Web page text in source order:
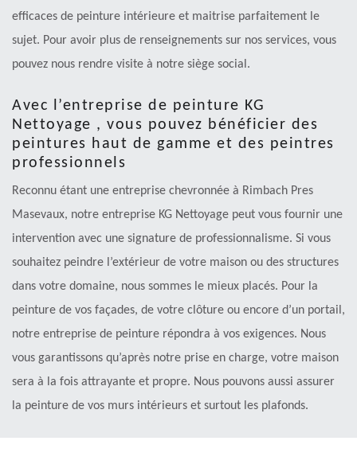
efficaces de peinture intérieure et maitrise parfaitement le
sujet. Pour avoir plus de renseignements sur nos services, vous
pouvez nous rendre visite à notre siège social.
Avec l’entreprise de peinture KG
Nettoyage , vous pouvez bénéficier des
peintures haut de gamme et des peintres
professionnels
Reconnu étant une entreprise chevronnée à Rimbach Pres
Masevaux, notre entreprise KG Nettoyage peut vous fournir une
intervention avec une signature de professionnalisme. Si vous
souhaitez peindre l’extérieur de votre maison ou des structures
dans votre domaine, nous sommes le mieux placés. Pour la
peinture de vos façades, de votre clôture ou encore d’un portail,
notre entreprise de peinture répondra à vos exigences. Nous
vous garantissons qu’après notre prise en charge, votre maison
sera à la fois attrayante et propre. Nous pouvons aussi assurer
la peinture de vos murs intérieurs et surtout les plafonds.